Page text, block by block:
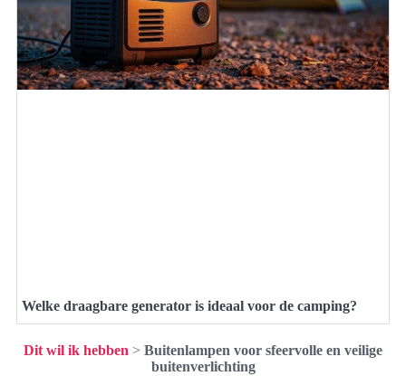
Welke draagbare generator is ideaal voor de camping?
Dit wil ik hebben > Buitenlampen voor sfeervolle en veilige
buitenverlichting